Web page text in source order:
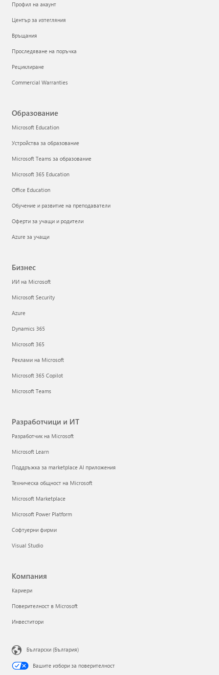
Профил на акаунт
Център за изтегляния
Връщания
Проследяване на поръчка
Рециклиране
Commercial Warranties
Образование
Microsoft Education
Устройства за образование
Microsoft Teams за образование
Microsoft 365 Education
Office Education
Обучение и развитие на преподаватели
Оферти за учащи и родители
Azure за учащи
Бизнес
ИИ на Microsoft
Microsoft Security
Azure
Dynamics 365
Microsoft 365
Реклами на Microsoft
Microsoft 365 Copilot
Microsoft Teams
Разработчици и ИТ
Разработчик на Microsoft
Microsoft Learn
Поддръжка за marketplace AI приложения
Техническа общност на Microsoft
Microsoft Marketplace
Microsoft Power Platform
Софтуерни фирми
Visual Studio
Компания
Кариери
Поверителност в Microsoft
Инвеститори
Български (България)
Вашите избори за поверителност